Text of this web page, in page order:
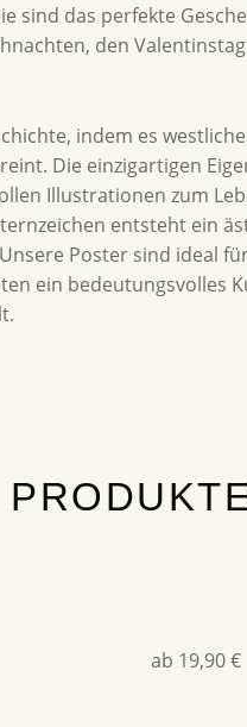
sind das perfekte
den
indem es
Die einzigartigen
Illustrationen zum
entsteht ein
Poster sind ideal
ein bedeutungsvolles
ab 19,90€